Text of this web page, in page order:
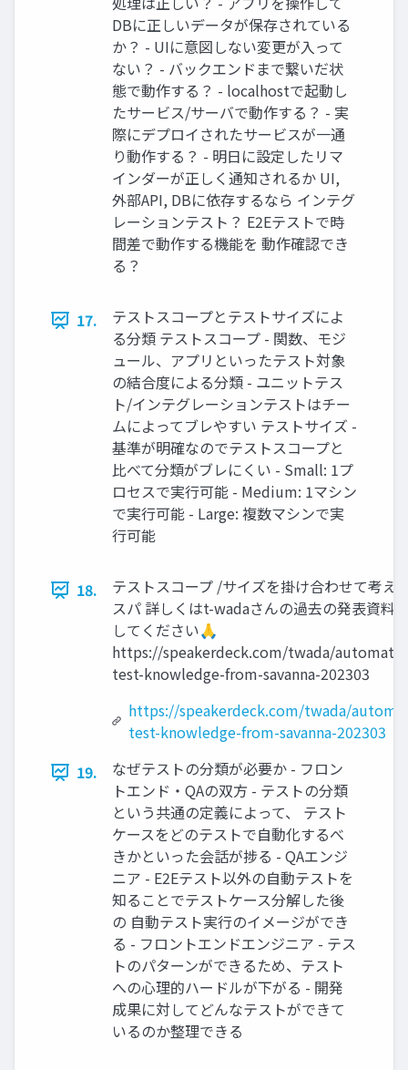
DBに正しいデータが保存されている
か？ - UIに意図しない変更が入って
ない？ - バックエンドまで繋いだ状
態で動作する？ - localhostで起動し
たサービス/サーバで動作する？ - 実
際にデプロイされたサービスが一通
り動作する？ - 明日に設定したリマ
インダーが正しく通知されるか UI,
外部API, DBに依存するなら インテグ
レーションテスト？ E2Eテストで時
間差で動作する機能を 動作確認でき
る？
17.
テストスコープとテストサイズによ
る分類 テストスコープ - 関数、モジ
ュール、アプリといったテスト対象
の結合度による分類 - ユニットテス
ト/インテグレーションテストはチー
ムによってブレやすい テストサイズ -
基準が明確なのでテストスコープと
比べて分類がブレにくい - Small: 1プ
ロセスで実行可能 - Medium: 1マシン
で実行可能 - Large: 複数マシンで実
行可能
18.
テストスコープ /サイズを掛け合わせて考え
スパ 詳しくはt-wadaさんの過去の発表資料
してください🙏
https://speakerdeck.com/twada/
test-knowledge-from-savanna-202303
https://speakerdeck.com/twada/
test-knowledge-from-savanna-202303
19.
なぜテストの分類が必要か - フロン
トエンド・QAの双方 - テストの分類
という共通の定義によって、 テスト
ケースをどのテストで自動化するべ
きかといった会話が捗る - QAエンジ
ニア - E2Eテスト以外の自動テストを
知ることでテストケース分解した後
の 自動テスト実行のイメージができ
る - フロントエンドエンジニア - テス
トのパターンができるため、テスト
への心理的ハードルが下がる - 開発
成果に対してどんなテストができて
いるのか整理できる